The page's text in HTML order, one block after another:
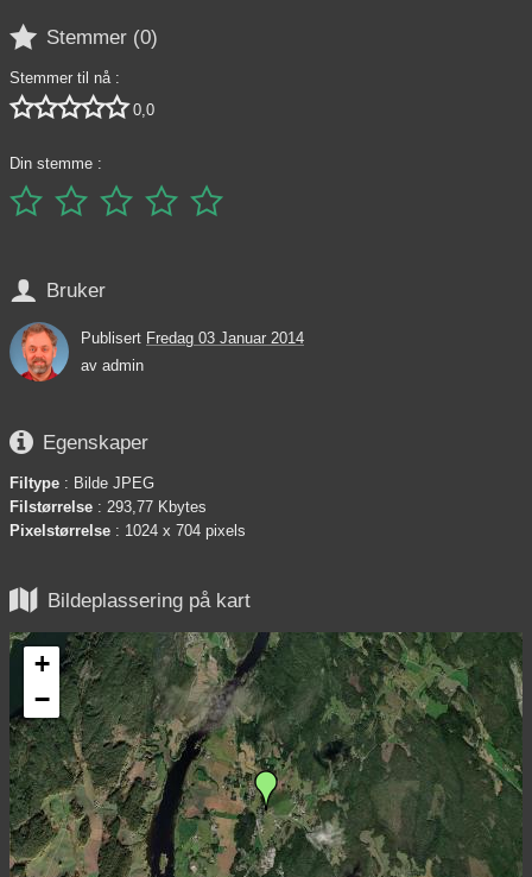
 Stemmer (0)
Stemmer til nå :
 0,0
Din stemme :
    
 Bruker
Publisert Fredag 03 Januar 2014
av admin
 Egenskaper
Filtype : Bilde JPEG
Filstørrelse : 293,77 Kbytes
Pixelstørrelse : 1024 x 704 pixels
 Bildeplassering på kart
+
−